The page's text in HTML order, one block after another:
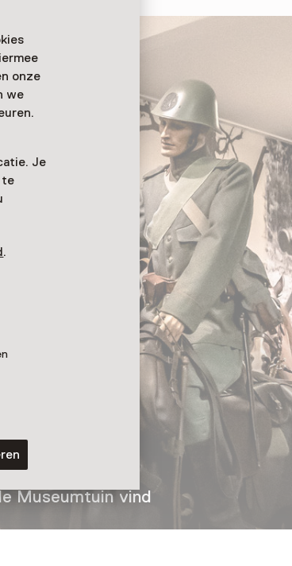
onze
we
Je
te
.
in de
Museumtuin vind